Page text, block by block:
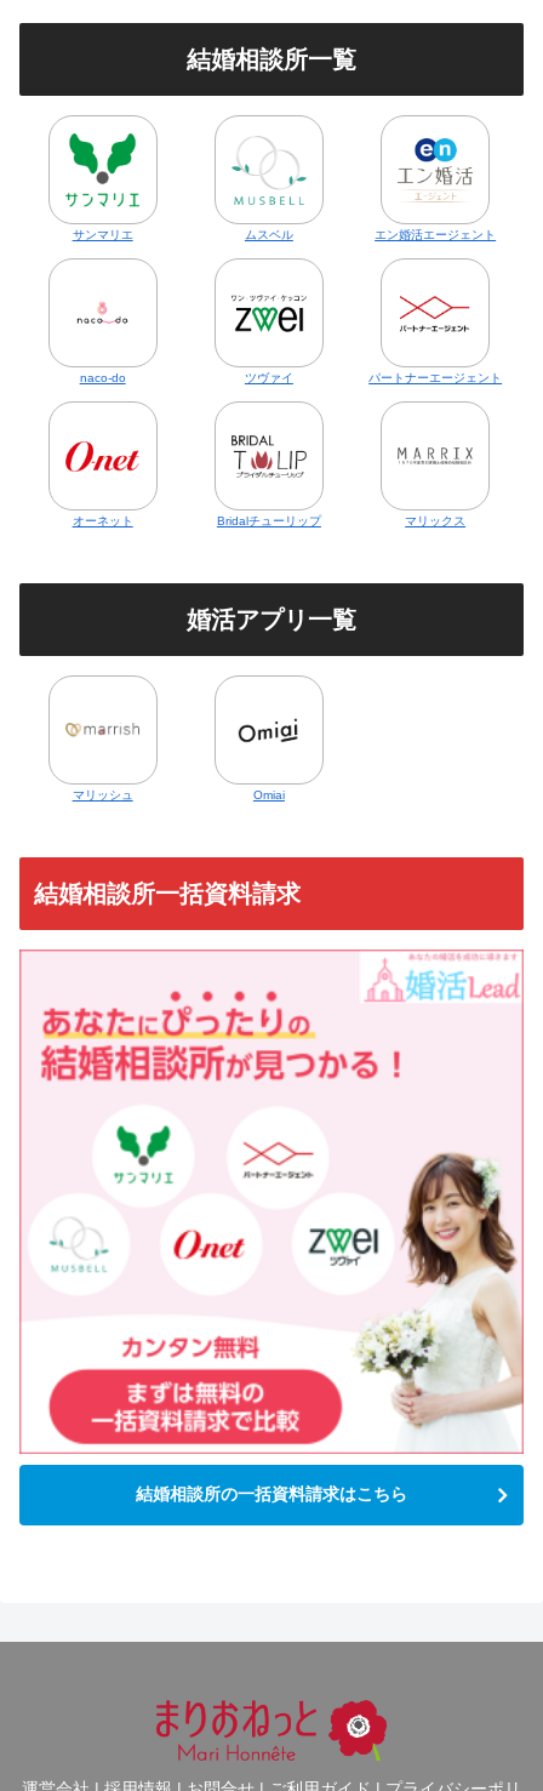
結婚相談所一覧
サンマリエ ムスベル エン婚活エージェント
naco-do ツヴァイ パートナーエージェント
オーネット Bridalチューリップ マリックス
婚活アプリ一覧
マリッシュ Omiai
結婚相談所一括資料請求
結婚相談所の一括資料請求はこちら